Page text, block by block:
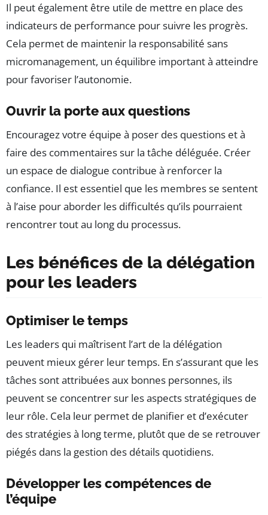
Il peut également être utile de mettre en place des
indicateurs de performance pour suivre les progrès.
Cela permet de maintenir la responsabilité sans
micromanagement, un équilibre important à atteindre
pour favoriser l’autonomie.
Ouvrir la porte aux questions
Encouragez votre équipe à poser des questions et à
faire des commentaires sur la tâche déléguée. Créer
un espace de dialogue contribue à renforcer la
confiance. Il est essentiel que les membres se sentent
à l’aise pour aborder les difficultés qu’ils pourraient
rencontrer tout au long du processus.
Les bénéfices de la délégation
pour les leaders
Optimiser le temps
Les leaders qui maîtrisent l’art de la délégation
peuvent mieux gérer leur temps. En s’assurant que les
tâches sont attribuées aux bonnes personnes, ils
peuvent se concentrer sur les aspects stratégiques de
leur rôle. Cela leur permet de planifier et d’exécuter
des stratégies à long terme, plutôt que de se retrouver
piégés dans la gestion des détails quotidiens.
Développer les compétences de
l’équipe